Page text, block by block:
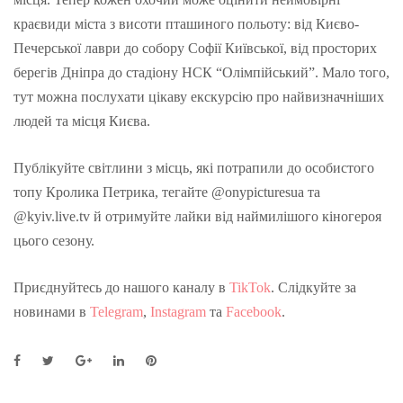
краєвиди міста з висоти пташиного польоту: від Києво-
Печерської лаври до собору Софії Київської, від просторих
берегів Дніпра до стадіону НСК “Олімпійський”. Мало того,
тут можна послухати цікаву екскурсію про найвизначніших
людей та місця Києва.
Публікуйте світлини з місць, які потрапили до особистого
топу Кролика Петрика, тегайте @onypicturesua та
@kyiv.live.tv й отримуйте лайки від наймилішого кіногероя
цього сезону.
Приєднуйтесь до нашого каналу в TikTok. Слідкуйте за
новинами в Telegram, Instagram та Facebook.